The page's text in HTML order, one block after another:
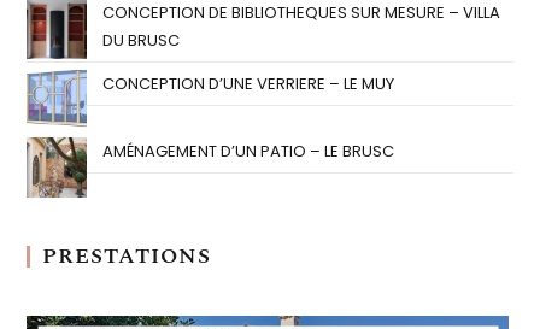
CONCEPTION DE BIBLIOTHEQUES SUR MESURE – VILLA
DU BRUSC
CONCEPTION D’UNE VERRIERE – LE MUY
AMÉNAGEMENT D’UN PATIO – LE BRUSC
PRESTATIONS